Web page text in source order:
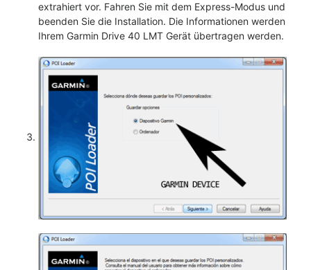
extrahiert vor. Fahren Sie mit dem Express-Modus und
beenden Sie die Installation. Die Informationen werden
Ihrem Garmin Drive 40 LMT Gerät übertragen werden.